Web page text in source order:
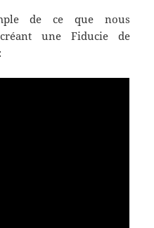
de ce que nous
une Fiducie de